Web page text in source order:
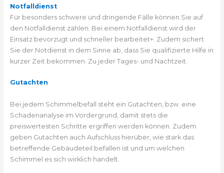
Notfalldienst
Für besonders schwere und dringende Fälle können Sie auf
den Notfalldienst zählen. Bei einem Notfalldienst wird der
Einsatz bevorzugt und schneller bearbeitet+. Zudem sichert
Sie der Notdienst in dem Sinne ab, dass Sie qualifizierte Hilfe in
kurzer Zeit bekommen. Zu jeder Tages- und Nachtzeit.
Gutachten
Bei jedem Schimmelbefall steht ein Gutachten, bzw. eine
Schadenanalyse im Vordergrund, damit stets die
preiswertesten Schritte ergriffen werden können. Zudem
geben Gutachten auch Aufschluss hierüber, wie stark das
betreffende Gebäudeteil befallen ist und um welchen
Schimmel es sich wirklich handelt.